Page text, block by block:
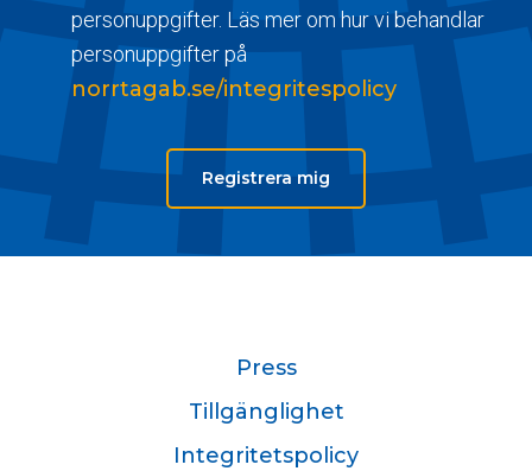
personuppgifter. Läs mer om hur vi behandlar
personuppgifter på
norrtagab.se/integritespolicy
Registrera mig
Press
Tillgänglighet
Integritetspolicy